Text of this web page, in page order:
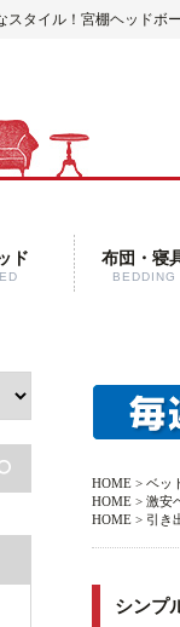
タイル！宮棚ヘッドボ
ド 布団・寝
BEDDING
HOME > ベッ
HOME > 激安
HOME > 引き
シンプ